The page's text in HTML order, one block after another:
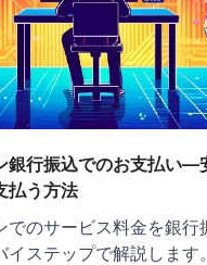
銀行振込でのお支払い―
払う方法
でのサービス料金を銀行
イステップで解説します